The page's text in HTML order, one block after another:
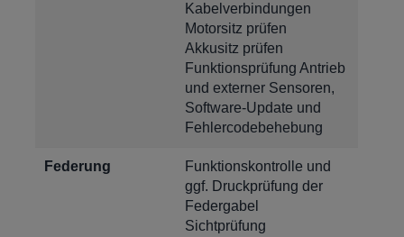
Kabelverbindungen
Motorsitz prüfen
Akkusitz prüfen
Funktionsprüfung Antrieb
und externer Sensoren,
Software-Update und
Fehlercodebehebung
Federung
Funktionskontrolle und
ggf. Druckprüfung der
Federgabel
Sichtprüfung